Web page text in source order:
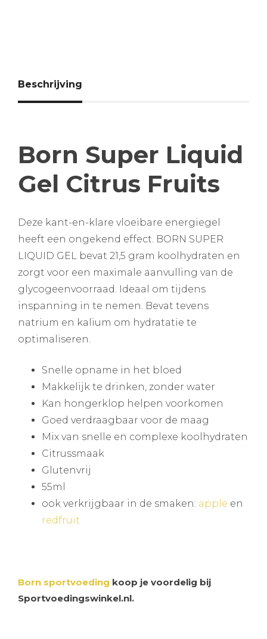
Beschrijving
Born Super Liquid
Gel Citrus Fruits
Deze kant-en-klare vloeibare energiegel
heeft een ongekend effect. BORN SUPER
LIQUID GEL bevat 21,5 gram koolhydraten en
zorgt voor een maximale aanvulling van de
glycogeenvoorraad. Ideaal om tijdens
inspanning in te nemen. Bevat tevens
natrium en kalium om hydratatie te
optimaliseren.
Snelle opname in het bloed
Makkelijk te drinken, zonder water
Kan hongerklop helpen voorkomen
Goed verdraagbaar voor de maag
Mix van snelle en complexe koolhydraten
Citrussmaak
Glutenvrij
55ml
ook verkrijgbaar in de smaken: apple en
redfruit
Born sportvoeding koop je voordelig bij
Sportvoedingswinkel.nl.